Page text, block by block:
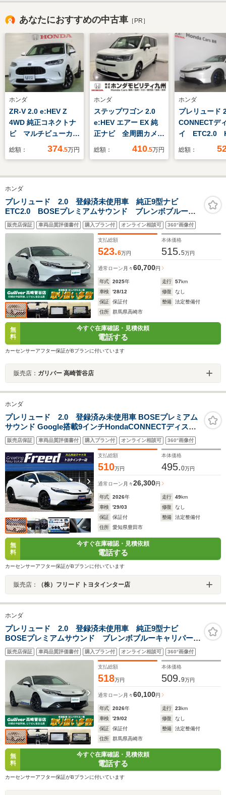
あなたにおすすめの中古車 ［PR］
ホンダ
ZR-V 2.0 e:HEV Z
4WD 純正コネクトナ
ビ マルチビューカメ
ラシステム フルセ
ーター パドルシフ
ト シートヒーター
pシート ETC Pゲ
ート CSRS VSA
総額： 374.5万円
ホンダ
ステップワゴン 2.0
e:HEV エアー EX 純
正ナビ 全周囲カメ
ラ 両側電動スライド
総額： 410.5万円
ホンダ
プレリュード
CONNECTデ
イ ETC2.0
S+ Shift シ
電器 19イン
ブコーナリン
総額：
ホンダ
プレリュード 2.0 登録済未使用車 純正9型ナビ
ETC2.0 BOSEプレミアムサウンド ブレンボブルーキ
ャリパー シートヒーター BSM 追従クルコン ワイ
ヤレス充電器 LEDヘッドライト パドルシフト 禁煙
販売店保証 車両品質評価書付 購入プラン付 オンライン相談可 360°画像付
支払総額
523.6万円
本体価格
515.5万円
通常ローン 月々60,700円
年式 2025年 走行 57km
車検
'28/12 修復
なし
保証
保証付 整備
法定整備付
住所
群馬県高崎市
無
料
今すぐ在庫確認・見積依頼
電話する
カーセンサーアフター保証がBプランに付いています
販売店： ガリバー 高崎菅谷店
ホンダ
プレリュード 2.0 登録済み未使用車 BOSEプレミアム
サウンド Google搭載9インチHondaCONNECTディスプ
レイ HondaSENSING 本革プライムスムースコンビシー
ト フルLEDヘッドライト 純正19インチノイズリデューシ
ングAW Bremboキャリパー
販売店保証 車両品質評価書付 購入プラン付 オンライン相談可 360°画像付
支払総額
510万円
本体価格
495.0万円
通常ローン 月々26,300円
年式 2026年 走行 49km
車検
'29/03 修復
なし
保証
保証付 整備
法定整備付
住所
愛知県豊田市
無
料
今すぐ在庫確認・見積依頼
電話する
カーセンサーアフター保証がBプランに付いています
販売店： （株）フリード トヨタインター店
ホンダ
プレリュード 2.0 登録済未使用車 純正9型ナビ
BOSEプレミアムサウンド ブレンボブルーキャリパー
BSM シートヒーター 置き型ワイヤレス充電器 追従
クルコン LEDヘッドライト ETC2.0 パドルシフト
販売店保証 車両品質評価書付 購入プラン付 オンライン相談可 360°画像付
支払総額
518万円
本体価格
509.9万円
通常ローン 月々60,100円
年式 2026年 走行 23km
車検
'29/02 修復
なし
保証
保証付 整備
法定整備付
住所
群馬県高崎市
無
料
今すぐ在庫確認・見積依頼
電話する
カーセンサーアフター保証がBプランに付いています